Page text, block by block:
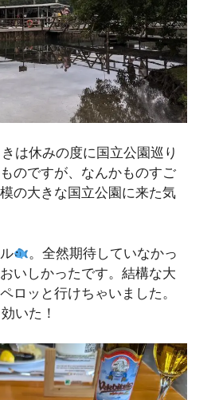
は休みの度に国立公園巡り
のですが、なんかものすご
の大きな国立公園に来た気
。全然期待していなかっ
いしかったです。結構な大
ロッと行けちゃいました。
いた！